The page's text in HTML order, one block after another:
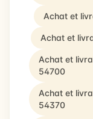
Achat et
Achat et
Achat et
54700
Achat et
54370